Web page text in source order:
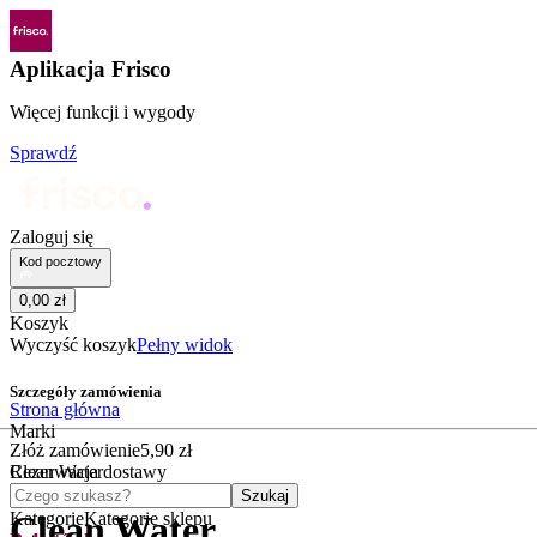
Aplikacja Frisco
Więcej funkcji i wygody
Sprawdź
Zaloguj się
Kod pocztowy
0,00 zł
Koszyk
Wyczyść koszykPełny widok
Szczegóły zamówienia
Złóż zamówienie5,90 zł
Rezerwacja dostawy
Czego szukasz?
Szukaj
KategorieKategorie sklepu
Strona główna
Marki
Clean Water